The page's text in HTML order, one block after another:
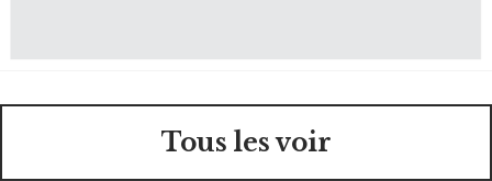
Tous les voir